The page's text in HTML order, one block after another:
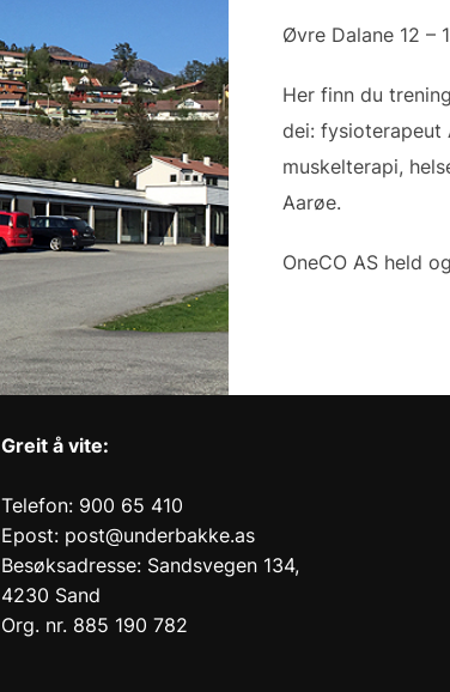
Øvre Dalane 12 –
Her finn du
dei: fysioterapeut
muskelterapi,
Aarøe.
OneCO AS held
Greit å vite:
Telefon: 900 65 410
Epost: post@underbakke.as
Besøksadresse: Sandsvegen 134,
4230 Sand
Org. nr. 885 190 782